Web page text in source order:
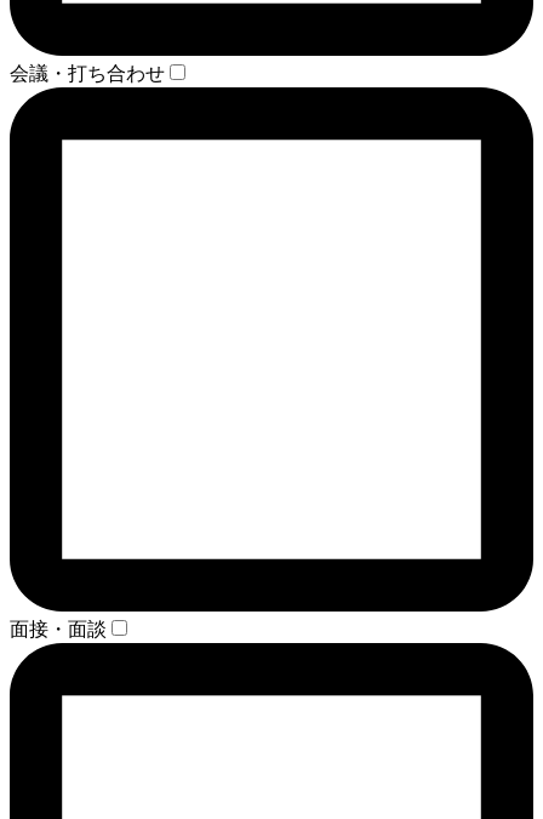
会議・打ち合わせ
面接・面談